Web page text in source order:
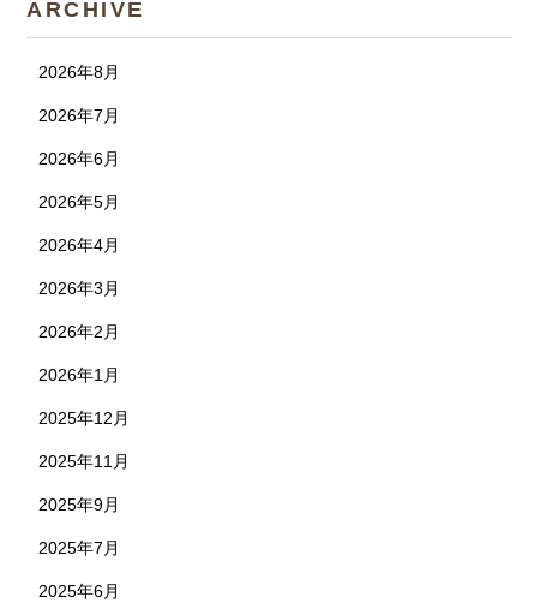
ARCHIVE
2026年8月
2026年7月
2026年6月
2026年5月
2026年4月
2026年3月
2026年2月
2026年1月
2025年12月
2025年11月
2025年9月
2025年7月
2025年6月